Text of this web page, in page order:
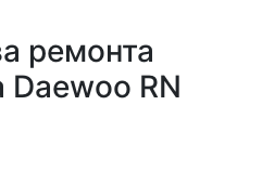
ремонта
RN